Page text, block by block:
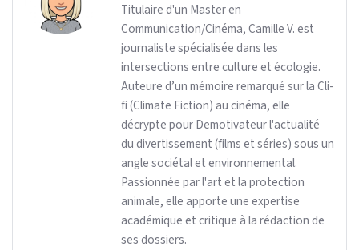
Titulaire d'un Master en
Communication/Cinéma, Camille V. est
journaliste spécialisée dans les
intersections entre culture et écologie.
Auteure d’un mémoire remarqué sur la Cli-
fi (Climate Fiction) au cinéma, elle
décrypte pour Demotivateur l'actualité
du divertissement (films et séries) sous un
angle sociétal et environnemental.
Passionnée par l'art et la protection
animale, elle apporte une expertise
académique et critique à la rédaction de
ses dossiers.